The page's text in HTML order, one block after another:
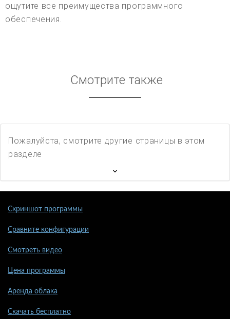
ощутите все преимущества программного
обеспечения.
Смотрите также
Пожалуйста, смотрите другие страницы в этом
разделе
Скриншот программы
Сравните конфигурации
Смотреть видео
Цена программы
Аренда облака
Скачать бесплатно